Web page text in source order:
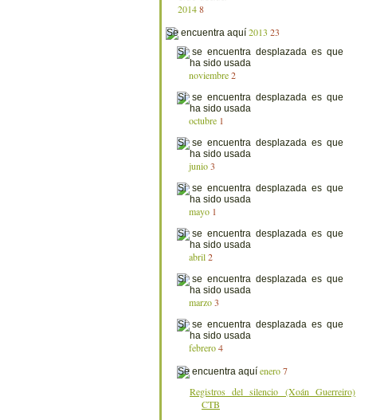
20148
2013 23
noviembre 2
octubre 1
junio 3
mayo 1
abril 2
marzo 3
febrero 4
enero 7
Registros del silencio (Xoán Guerreiro)
CTB